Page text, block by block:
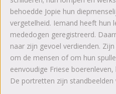
behoedde Jopie hun
vergetelheid. Iemand heeft hun
mededogen geregistreerd.
naar zijn gevoel verdienden.
om de mensen of om hun
eenvoudige Friese
De portretten zijn standbeelden